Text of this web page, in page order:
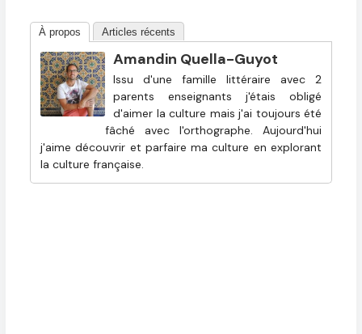
À propos Articles récents
Amandin Quella-Guyot
Issu d'une famille littéraire avec 2
parents enseignants j'étais obligé
d'aimer la culture mais j'ai toujours été
fâché avec l'orthographe. Aujourd'hui
j'aime découvrir et parfaire ma culture en explorant
la culture française.